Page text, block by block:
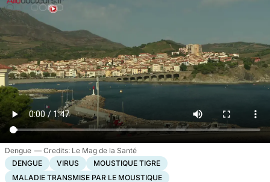
Dengue
Le Mag de la Santé
DENGUE
VIRUS
MOUSTIQUE TIGRE
MALADIE TRANSMISE PAR LE MOUSTIQUE